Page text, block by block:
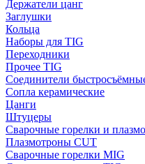
Держатели цанг
Заглушки
Кольца
Наборы для TIG
Переходники
Прочее TIG
Соединители
Сопла керамические
Цанги
Штуцеры
Сварочные горелки и
Плазмотроны CUT
Сварочные горелки MIG